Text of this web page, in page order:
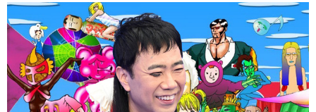
ショッピング その他